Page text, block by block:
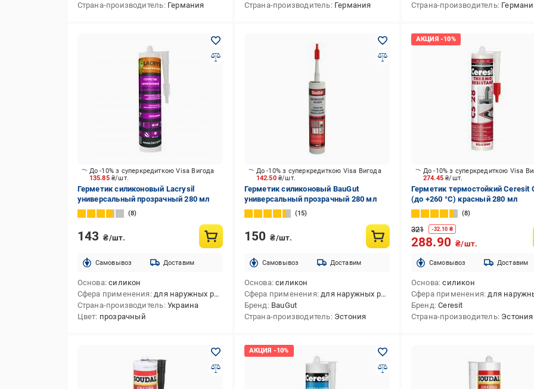
Страна-производитель Германия
Страна-производитель Германия
Страна-производитель
135.85 ₴/шт.
До -10% з суперкредиткою Visa Вигода
Герметик силиконовый Lacrysil
универсальный прозрачный 280 мл
8
143 ₴/шт.
Cамовывоз Доставим
Основа силикон
Сфера применения для наружных работ,для внутренних работ,для внутренних и наружных работ
Страна-производитель Украина
Цвет прозрачный
142.50₴/шт.
До -10% з суперкредиткою Visa Вигода
Герметик силиконовый BauGut
универсальный прозрачный 280 мл
15
150 ₴/шт.
Cамовывоз Доставим
Основа силикон
Сфера применения для наружных работ,для внутренних работ,для внутренних и наружных работ
Бренд BauGut
Страна-производитель Эстония
274.45₴/шт.
До -10% з суперкредиткою Visa
Герметик термостойкий Ceresit
(до +260 °C) красный 280 мл
8
321 -32.10 ₴
288.90 ₴/шт.
Cамовывоз Доставим
Основа силикон
Сфера применения для наружных работ,для внутренних работ,для
Бренд Ceresit
Страна-производитель Эстония